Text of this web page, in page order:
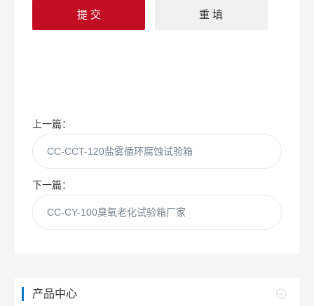
上一篇：
CC-CCT-120盐雾循环腐蚀试验箱
下一篇：
CC-CY-100臭氧老化试验箱厂家
产品中心